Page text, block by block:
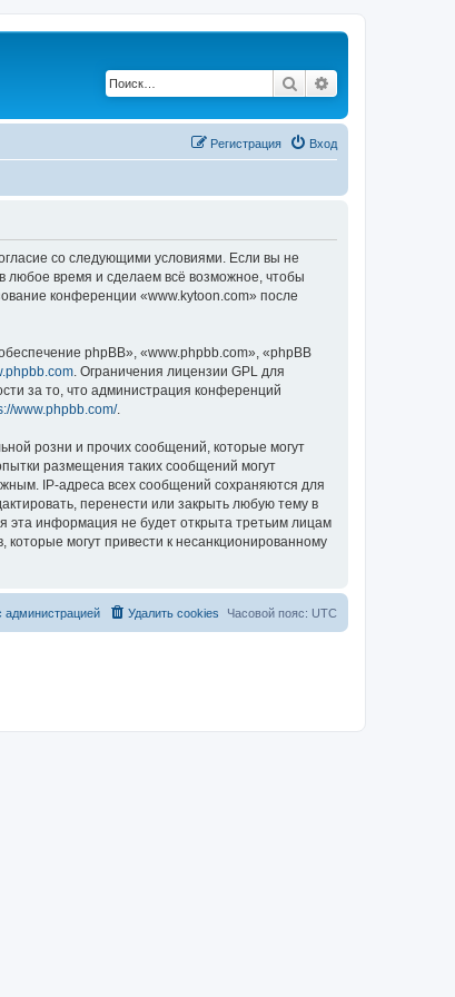
Поиск
Вход
Регистрация
со следующими условиями. Если вы не
любое время и сделаем всё возможное, чтобы
конференции «www.kytoon.com» после
phpBB», «www.phpbb.com», «phpBB
. Ограничения лицензии GPL для
за то, что администрация конференций
www.phpbb.com/.
розни и прочих сообщений, которые могут
размещения таких сообщений могут
IP-адреса всех сообщений сохраняются для
перенести или закрыть любую тему в
эта информация не будет открыта третьим лицам
могут привести к несанкционированному
Часовой пояс: UTC
Удалить cookies
администрацией